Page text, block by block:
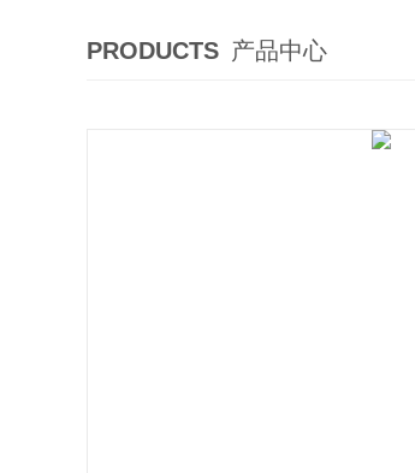
PRODUCTS 产品中心